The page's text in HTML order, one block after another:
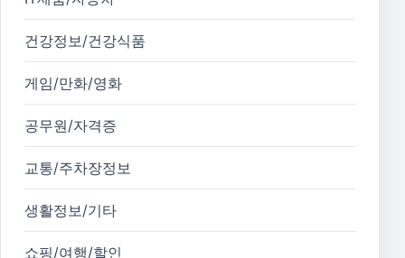
건강정보/건강식품
게임/만화/영화
공무원/자격증
교통/주차장정보
생활정보/기타
쇼핑/여행/할인